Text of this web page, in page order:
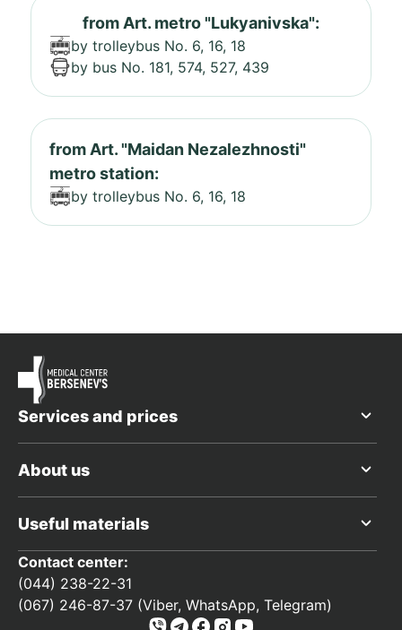
from Art. metro "Lukyanivska":
by trolleybus No. 6, 16, 18
by bus No. 181, 574, 527, 439
from Art. "Maidan Nezalezhnosti"
metro station:
by trolleybus No. 6, 16, 18
Services and prices
About us
Useful materials
Contact center:
(044) 238-22-31
(067) 246-87-37 (Viber, WhatsApp, Telegram)